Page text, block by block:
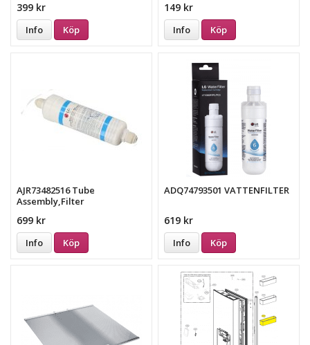
399 kr
Info Köp
149 kr
Info Köp
AJR73482516 Tube
Assembly,Filter
699 kr
Info Köp
ADQ74793501 VATTENFILTER
619 kr
Info Köp